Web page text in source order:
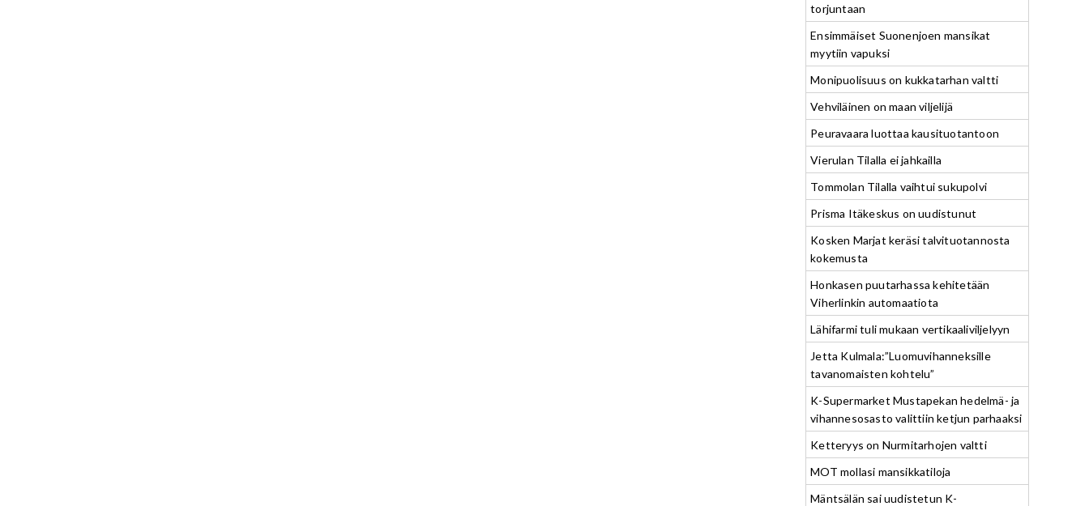
torjuntaan
Ensimmäiset Suonenjoen mansikat
myytiin vapuksi
Monipuolisuus on kukkatarhan valtti
Vehviläinen on maan viljelijä
Peuravaara luottaa kausituotantoon
Vierulan Tilalla ei jahkailla
Tommolan Tilalla vaihtui sukupolvi
Prisma Itäkeskus on uudistunut
Kosken Marjat keräsi talvituotannosta
kokemusta
Honkasen puutarhassa kehitetään
Viherlinkin automaatiota
Lähifarmi tuli mukaan vertikaaliviljelyyn
Jetta Kulmala:”Luomuvihanneksille
tavanomaisten kohtelu”
K-Supermarket Mustapekan hedelmä- ja
vihannesosasto valittiin ketjun parhaaksi
Ketteryys on Nurmitarhojen valtti
MOT mollasi mansikkatiloja
Mäntsälän sai uudistetun K-